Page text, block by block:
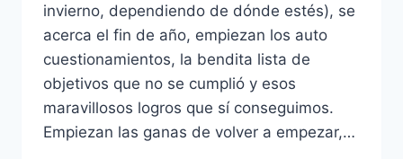
invierno, dependiendo de dónde estés), se
acerca el fin de año, empiezan los auto
cuestionamientos, la bendita lista de
objetivos que no se cumplió y esos
maravillosos logros que sí conseguimos.
Empiezan las ganas de volver a empezar,…